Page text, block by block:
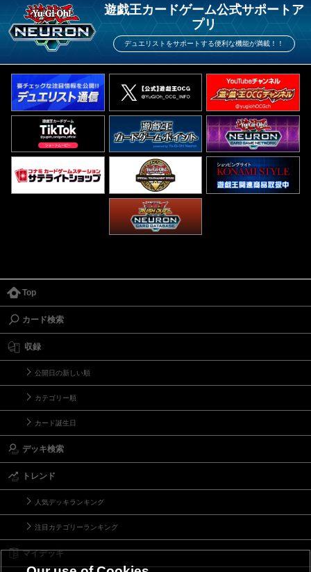
遊戯王カードゲーム公式サポートア
プリ
デュエリストをサポートする便利な機能が満載！！
Top
カード検索
収録
公開日の新しい順
カテゴリー順
カード誕生日
デッキ検索
トレンド
人気デッキランキング
注目カテゴリーランキング
マイデッキ